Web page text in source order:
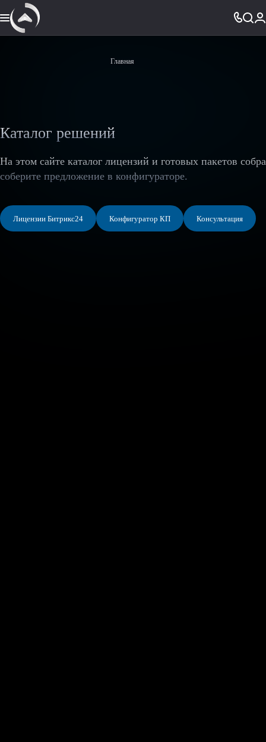
Главная
Каталог решений
На этом сайте каталог лицензий и готовых пакетов
соберите предложение в конфигураторе.
Лицензии Битрикс24 Конфигуратор КП Консультация